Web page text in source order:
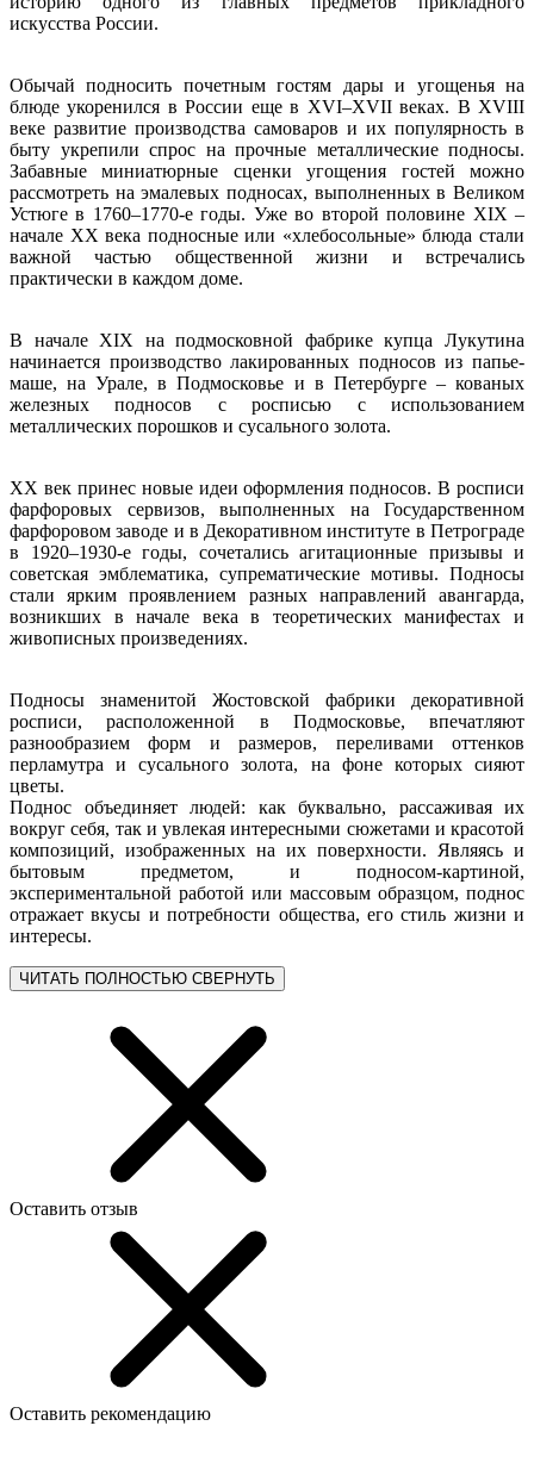
искусства России.
Обычай подносить почетным гостям дары и угощенья на
блюде укоренился в России еще в XVI–XVII веках. В XVIII
веке развитие производства самоваров и их популярность в
быту укрепили спрос на прочные металлические подносы.
Забавные миниатюрные сценки угощения гостей можно
рассмотреть на эмалевых подносах, выполненных в Великом
Устюге в 1760–1770-е годы. Уже во второй половине XIX –
начале XX века подносные или «хлебосольные» блюда стали
важной частью общественной жизни и встречались
практически в каждом доме.
В начале XIX на подмосковной фабрике купца Лукутина
начинается производство лакированных подносов из папье-
маше, на Урале, в Подмосковье и в Петербурге – кованых
железных подносов с росписью с использованием
металлических порошков и сусального золота.
ХХ век принес новые идеи оформления подносов. В росписи
фарфоровых сервизов, выполненных на Государственном
фарфоровом заводе и в Декоративном институте в Петрограде
в 1920–1930-е годы, сочетались агитационные призывы и
советская эмблематика, супрематические мотивы. Подносы
стали ярким проявлением разных направлений авангарда,
возникших в начале века в теоретических манифестах и
живописных произведениях.
Подносы знаменитой Жостовской фабрики декоративной
росписи, расположенной в Подмосковье, впечатляют
разнообразием форм и размеров, переливами оттенков
перламутра и сусального золота, на фоне которых сияют
цветы.
Поднос объединяет людей: как буквально, рассаживая их
вокруг себя, так и увлекая интересными сюжетами и красотой
композиций, изображенных на их поверхности. Являясь и
бытовым предметом, и подносом-картиной,
экспериментальной работой или массовым образцом, поднос
отражает вкусы и потребности общества, его стиль жизни и
интересы.
ЧИТАТЬ ПОЛНОСТЬЮ СВЕРНУТЬ
Оставить отзыв
Оставить рекомендацию